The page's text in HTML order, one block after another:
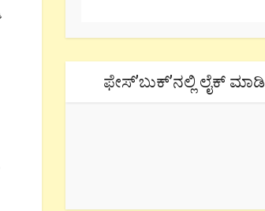
ಫೇಸ್’ಬುಕ್’ನಲ್ಲಿ ಲೈಕ್ ಮಾಡಿ